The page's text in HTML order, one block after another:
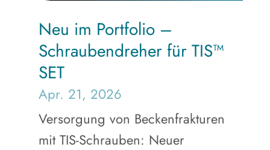
Neu im Portfolio –
Schraubendreher für TIS™
SET
Apr. 21, 2026
Versorgung von Beckenfrakturen
mit TIS-Schrauben: Neuer